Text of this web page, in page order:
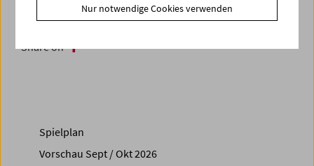
T-Shirt Sonderedition Mahler
Share on
Spielplan
Vorschau Sept / Okt 2026
Nur notwendige Cookies verwenden